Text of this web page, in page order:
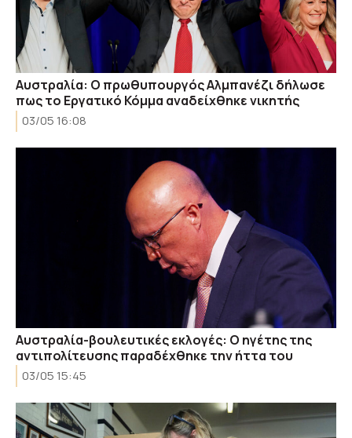
Αυστραλία: Ο πρωθυπουργός Αλμπανέζι δήλωσε
πως το Εργατικό Κόμμα αναδείχθηκε νικητής
03/05 16:08
Αυστραλία-βουλευτικές εκλογές: Ο ηγέτης της
αντιπολίτευσης παραδέχθηκε την ήττα του
03/05 15:45